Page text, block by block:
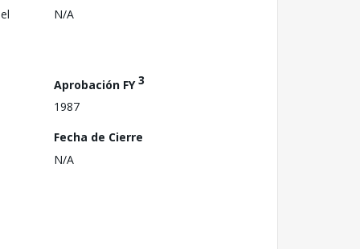
N/A
Aprobación FY3
1987
Fecha de Cierre
N/A